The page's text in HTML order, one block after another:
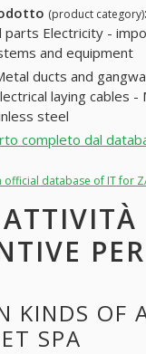
(product category):
parts Electricity -
and equipment
ducts and
laying cables -
steel
completo dal
database of IT for
KINDS OF
SPA